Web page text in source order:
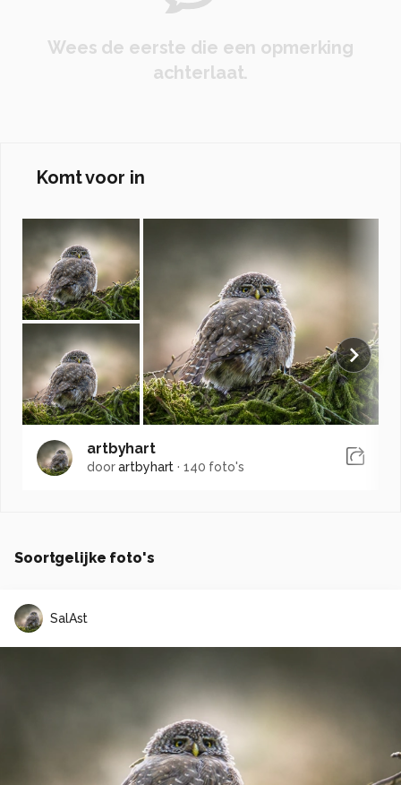
Wees de eerste die een opmerking
achterlaat.
Komt voor in
artbyhart
doorartbyhart · 140 foto's
Soortgelijke foto's
SalAst